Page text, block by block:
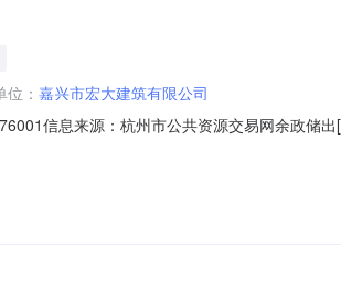
： 嘉兴市宏大建筑有限公司
信息来源：杭州市公共资源交易网余政储
温州宏伟建设有限公司，报价：3237.520100